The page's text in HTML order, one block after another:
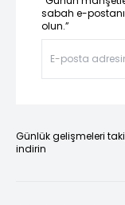
sabah e-
olun.”
Günlük gelişmeleri
indirin